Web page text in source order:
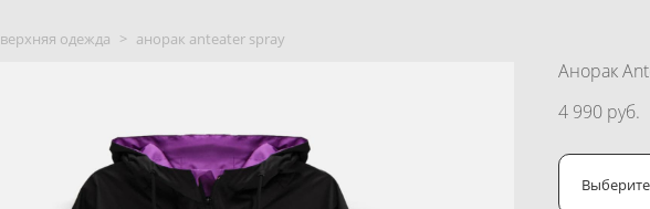
верхняя одежда > анорак anteater spray
Анорак
4 990 pуб.